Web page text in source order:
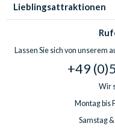
Lieblingsattraktionen
Lassen Sie sich von unserem
+49
Wir
Montag bis
Samstag